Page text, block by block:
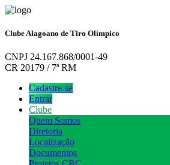
Clube Alagoano de Tiro Olímpico
CNPJ 24.167.868/0001-49
CR 20179 / 7ª RM
Cadastre-se
Entrar
Clube
Quem Somos
Diretoria
Localização
Documentos